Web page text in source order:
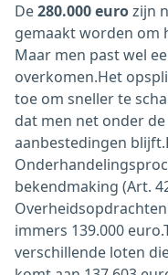
De280.000 eurozijn
gemaakt worden om
Maar men past wel
overkomen.Het
toe om sneller te
dat men net onder
aanbestedingen
bekendmaking (Art.
immers 139.000
verschillende loten